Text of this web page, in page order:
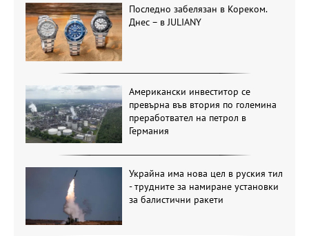
Последно забелязан в Кореком.
Днес – в JULIANY
Американски инвеститор се
превърна във втория по големина
преработвател на петрол в
Германия
Украйна има нова цел в руския тил
- трудните за намиране установки
за балистични ракети